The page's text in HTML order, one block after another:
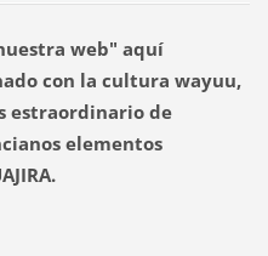
web" aquí
con la cultura wayuu,
estraordinario de
elementos